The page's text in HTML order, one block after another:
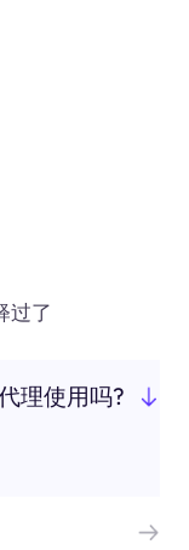
过了
理使用吗?